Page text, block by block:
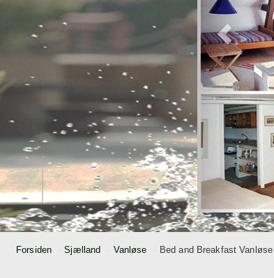
Forsiden Sjælland Vanløse Bed and Breakfast Vanløse